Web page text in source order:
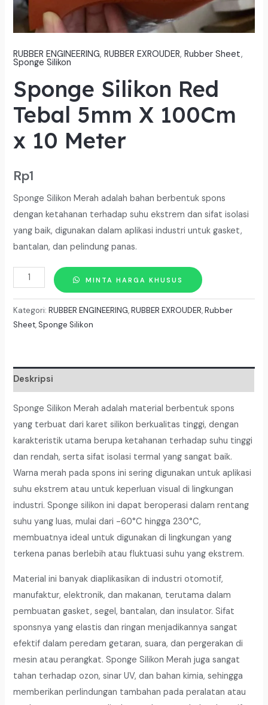
RUBBER ENGINEERING,RUBBER EXROUDER,Rubber Sheet,
Sponge Silikon
Sponge Silikon Red
Tebal 5mm X 100Cm
x 10 Meter
Rp1
Sponge Silikon Merah adalah bahan berbentuk spons
dengan ketahanan terhadap suhu ekstrem dan sifat isolasi
yang baik, digunakan dalam aplikasi industri untuk gasket,
bantalan, dan pelindung panas.
Kuantitas
Sponge
Silikon
Red
X
x
10
Meter
MINTA HARGA KHUSUS
Kategori:RUBBER ENGINEERING,RUBBER EXROUDER,Rubber
Sheet,Sponge Silikon
Deskripsi
Sponge Silikon Merah adalah material berbentuk spons
yang terbuat dari karet silikon berkualitas tinggi, dengan
karakteristik utama berupa ketahanan terhadap suhu tinggi
dan rendah, serta sifat isolasi termal yang sangat baik.
Warna merah pada spons ini sering digunakan untuk aplikasi
suhu ekstrem atau untuk keperluan visual di lingkungan
industri. Sponge silikon ini dapat beroperasi dalam rentang
suhu yang luas, mulai dari -60°C hingga 230°C,
membuatnya ideal untuk digunakan di lingkungan yang
terkena panas berlebih atau fluktuasi suhu yang ekstrem.
Material ini banyak diaplikasikan di industri otomotif,
manufaktur, elektronik, dan makanan, terutama dalam
pembuatan gasket, segel, bantalan, dan insulator. Sifat
sponsnya yang elastis dan ringan menjadikannya sangat
efektif dalam peredam getaran, suara, dan pergerakan di
mesin atau perangkat. Sponge Silikon Merah juga sangat
tahan terhadap ozon, sinar UV, dan bahan kimia, sehingga
memberikan perlindungan tambahan pada peralatan atau